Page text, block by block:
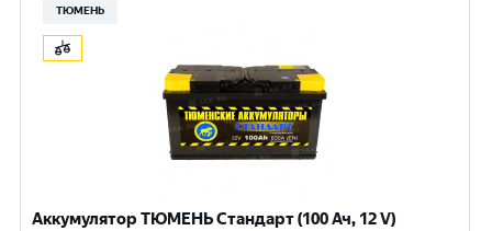
ТЮМЕНЬ
Аккумулятор ТЮМЕНЬ Стандарт (100 Ач, 12 V)